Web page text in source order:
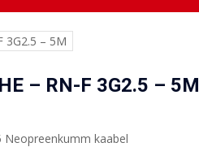
3G2.5 – 5M
– RN-F 3G2.5 – 5M
Neopreenkumm kaabel